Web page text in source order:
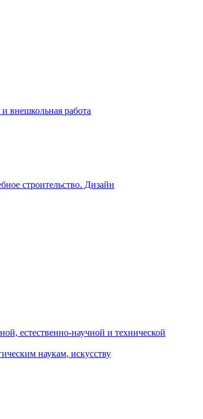
внешкольная работа
строительство. Дизайн
естественно-научной и технической
наукам, искусству